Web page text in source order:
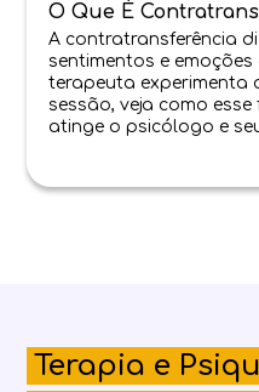
O Que É
A contratransferência
sentimentos e emoções
terapeuta experimenta
sessão, veja como esse
atinge o psicólogo e
Terapia e